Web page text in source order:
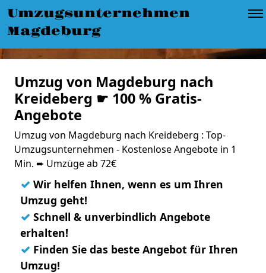
Umzugsunternehmen
Magdeburg
Umzug von Magdeburg nach
Kreideberg ☛ 100 % Gratis-
Angebote
Umzug von Magdeburg nach Kreideberg : Top-
Umzugsunternehmen - Kostenlose Angebote in 1
Min. ➨ Umzüge ab 72€
✓ Wir helfen Ihnen, wenn es um Ihren
Umzug geht!
✓ Schnell & unverbindlich Angebote
erhalten!
✓ Finden Sie das beste Angebot für Ihren
Umzug!